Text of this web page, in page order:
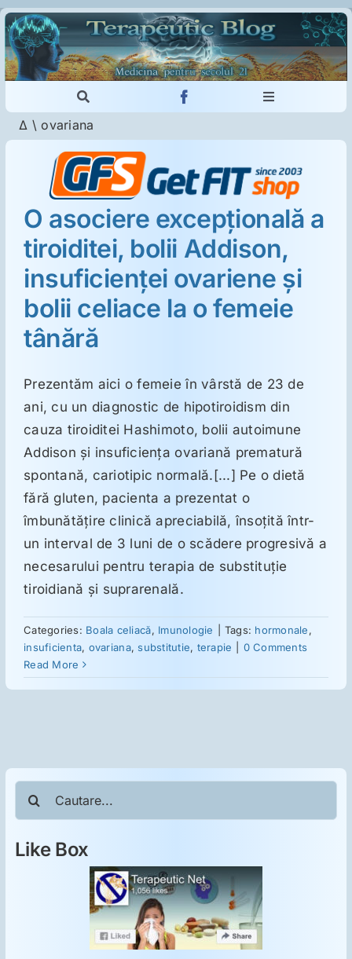
Skip
to
content
Toggle
Navigation
Cautare...
Toggle
Imunologie
Dermatologie
Psihiatrie
Neurologie
Intoleranţa la gluten
Reumatologie
Ginecologie
Mesajele lui Reichelt
LDN
Toxicologie
Antipsihiatrie
Psihoterapie
Δ \ ovariana
O asociere excepţională a
tiroiditei, bolii Addison,
insuficienţei ovariene şi
bolii celiace la o femeie
tânără
Prezentăm aici o femeie în vârstă de 23 de
ani, cu un diagnostic de hipotiroidism din
cauza tiroiditei Hashimoto, bolii autoimune
Addison şi insuficienţa ovariană prematură
spontană, cariotipic normală.[...] Pe o dietă
fără gluten, pacienta a prezentat o
îmbunătăţire clinică apreciabilă, însoţită într-
un interval de 3 luni de o scădere progresivă a
necesarului pentru terapia de substituţie
tiroidiană şi suprarenală.
Categories: Boala celiacă, Imunologie Tags: hormonale,
insuficienta, ovariana, substitutie, terapie
0 Comments
Read More
Cautare...
Like Box